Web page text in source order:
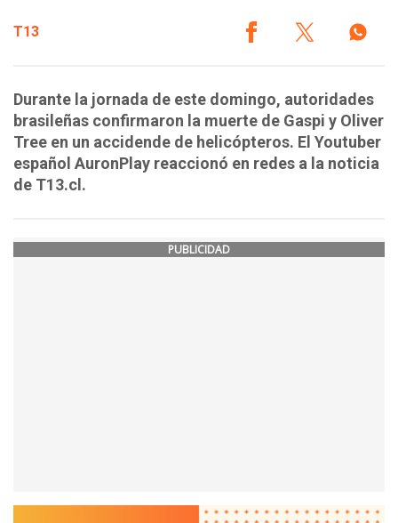
T13
Durante la jornada de este domingo, autoridades
brasileñas confirmaron la muerte de Gaspi y Oliver
Tree en un accidende de helicópteros. El Youtuber
español AuronPlay reaccionó en redes a la noticia
de T13.cl.
PUBLICIDAD